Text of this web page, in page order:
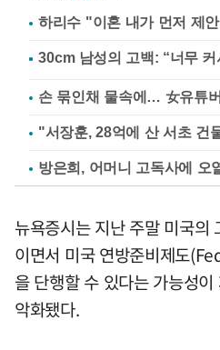
하리수 "이혼 내가 먼저 제
손 묶인채 물속에… 女유튜
"서장훈, 28억에 산 서초 건
방은희, 어머니 고독사에 오
뉴욕증시는 지난 주말 미국의
이면서 미국 연방준비제도
을 단행할 수 있다는 가능성
악화됐다.